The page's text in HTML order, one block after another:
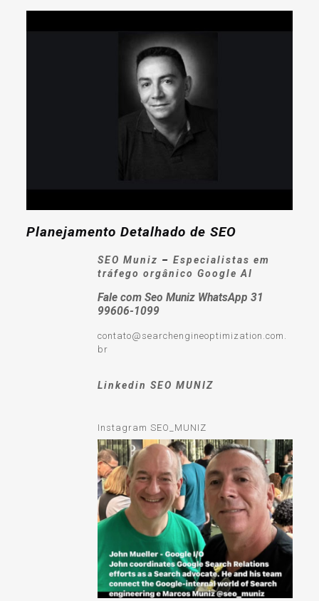
Planejamento Detalhado de SEO
SEO Muniz – Especialistas em
tráfego orgânico Google AI
Fale com Seo Muniz WhatsApp 31
99606-1099
contato@searchengineoptimization.com.
br
Linkedin SEO MUNIZ
Instagram SEO_MUNIZ